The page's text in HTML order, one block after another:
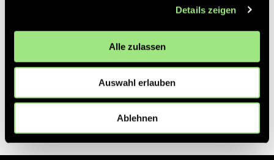
Details zeigen
Alle zulassen
Auswahl erlauben
Ablehnen